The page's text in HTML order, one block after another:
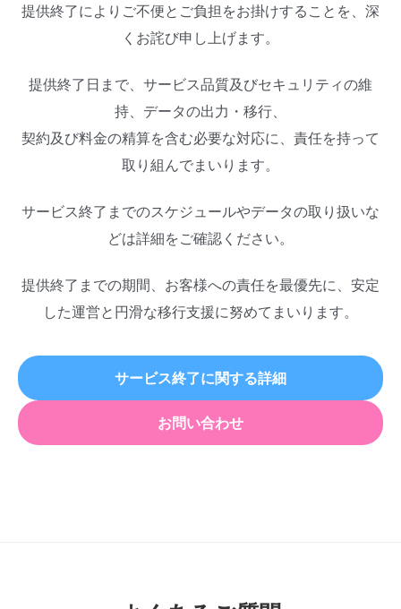
提供終了によりご不便とご負担をお掛けすることを、深
くお詫び申し上げます。
提供終了日まで、サービス品質及びセキュリティの維
持、データの出力・移行、
契約及び料金の精算を含む必要な対応に、責任を持って
取り組んでまいります。
サービス終了までのスケジュールやデータの取り扱いな
どは詳細をご確認ください。
提供終了までの期間、お客様への責任を最優先に、安定
した運営と円滑な移行支援に努めてまいります。
サービス終了に関する詳細
お問い合わせ